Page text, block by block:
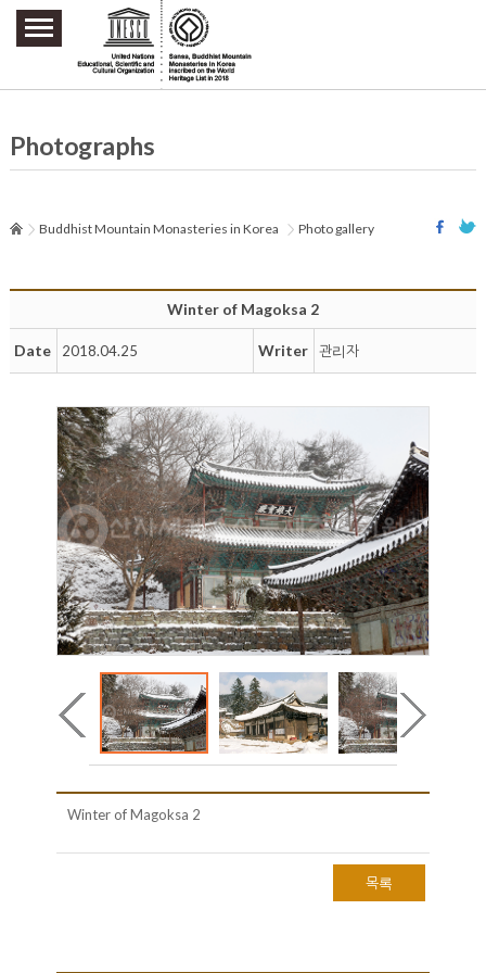
주요메뉴 바로가기
본문 바로가기
하단메뉴 바로가기
Photographs
Buddhist Mountain Monasteries in Korea Photo gallery
Winter of Magoksa 2
Date 2018.04.25 Writer 관리자
Winter of Magoksa 2
목록